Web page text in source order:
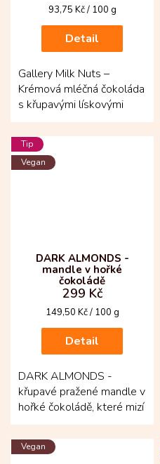
Měrná
93,75 Kč / 100 g
Detail
Gallery Milk Nuts –
Krémová mléčná čokoláda
s křupavými lískovými
ořechy! Vytvořená z
kakaových bobů criollo a...
Tip
Vegan
DARK ALMONDS -
mandle v hořké
čokoládě
299 Kč
Měrná
149,50 Kč / 100 g
Detail
DARK ALMONDS -
křupavé pražené mandle v
hořké čokoládě, které mizí
z misky samy! Nejprve se
začne pražením...
Vegan